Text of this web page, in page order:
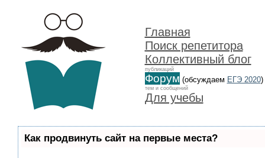
Главная
Поиск репетитора
Коллективный блог
публикаций
Форум (обсуждаем ЕГЭ 2020)
тем и сообщений
Для учебы
Как продвинуть сайт на первые места?